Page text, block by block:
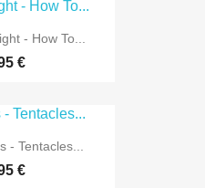
- How To...
€
- Tentacles...
€